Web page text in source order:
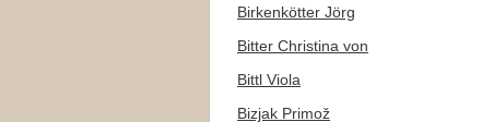
Birkenkötter Jörg
Bitter Christina von
Bittl Viola
Bizjak Primož